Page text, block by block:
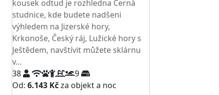
kousek odtud je rozhledna Černá
studnice, kde budete nadšeni
výhledem na Jizerské hory,
Krkonoše, Český ráj, Lužické hory s
Ještědem, navštívit můžete sklárnu
v...
38
9
Od: 6.143 Kčza objekt a noc